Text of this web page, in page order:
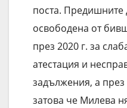
поста.
освободена от
през 2020 г. за
атестация и
задължения, а през
затова че Милева